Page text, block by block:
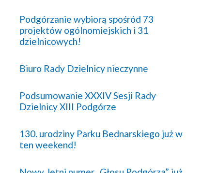
Podgórzanie wybiorą spośród 73
projektów ogólnomiejskich i 31
dzielnicowych!
Biuro Rady Dzielnicy nieczynne
Podsumowanie XXXIV Sesji Rady
Dzielnicy XIII Podgórze
130. urodziny Parku Bednarskiego już w
ten weekend!